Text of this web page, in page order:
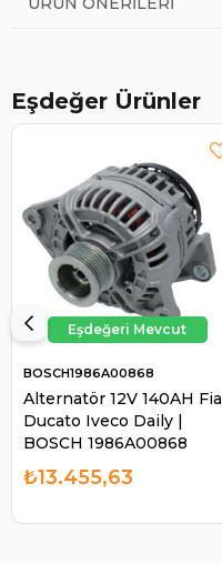
Eşdeğer Ürünler
Alternatör 12V 140AH
Ducato Iveco Daily |
BOSCH 1986A00868
BOSCH1986A00868
₺13.455,63